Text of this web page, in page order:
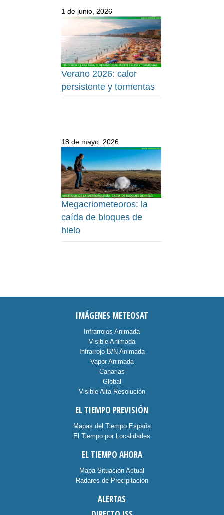
1 de junio, 2026
Verano 2026: calor
persistente y tormentas
18 de mayo, 2026
Megacriometeoros: la
caída de bloques de
hielo
IMÁGENES METEOSAT
Infrarrojos Animada
Visible Animada
Infrarrojo B/N Animada
Vapor Animada
Canarias
Global
Visible Alta Resolución
EL TIEMPO PREVISIÓN
Mapas del Tiempo España
El Tiempo por Localidades
EL TIEMPO AHORA
Mapa Situación Actual
Radares de Precipitación
ALERTAS